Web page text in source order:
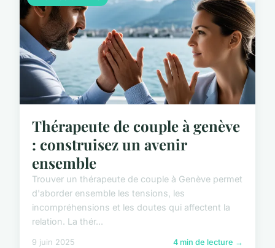
Thérapeute de couple à genève
: construisez un avenir
ensemble
Trouver un thérapeute de couple à Genève permet
d'aborder ensemble les tensions, les
incompréhensions et les doutes qui affectent la
relation. La thér...
9 juin 2025 4 min de lecture →